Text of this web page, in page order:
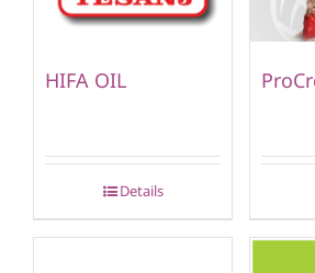
HIFA OIL
Details